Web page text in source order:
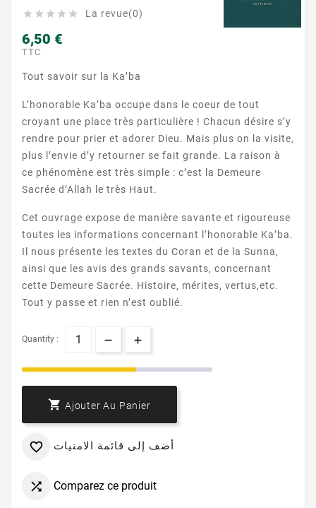
     La revue(0)
6,50 €
TTC
Tout savoir sur la Ka’ba
L’honorable Ka’ba occupe dans le coeur de tout
croyant une place très particulière ! Chacun désire s’y
rendre pour prier et adorer Dieu. Mais plus on la visite,
plus l’envie d’y retourner se fait grande. La raison à
ce phénomène est très simple : c’est la Demeure
Sacrée d’Allah le très Haut.
Cet ouvrage expose de manière savante et rigoureuse
toutes les informations concernant l’honorable Ka’ba.
Il nous présente les textes du Coran et de la Sunna,
ainsi que les avis des grands savants, concernant
cette Demeure Sacrée. Histoire, mérites, vertus,etc.
Tout y passe et rien n’est oublié.
Quantity :
 Ajouter Au Panier
 أضف إلى قائمة الامنيات
 Comparez ce produit